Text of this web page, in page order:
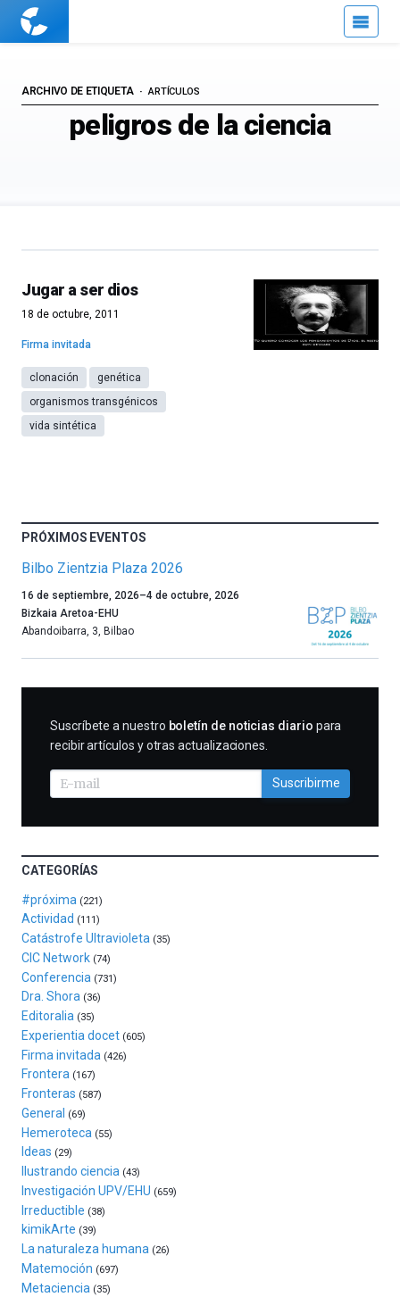
Cuaderno
peligros de la ciencia
ARCHIVO DE ETIQUETA ARTÍCULOS
Jugar a ser dios
18 de octubre, 2011
Firma invitada
clonación
genética
organismos transgénicos
vida sintética
PRÓXIMOS EVENTOS
Bilbo Zientzia Plaza 2026
Un
año
más,
celebración
la
edición
Bilbo
Zientzia
Plaza
(BZP),
un
llenará
la
ciudad
de
monólogos,
exposiciones,
conferencias,
docufórums
y
espectáculos
del
16
de
septiembre
16 de septiembre, 2026–4 de octubre, 2026
Bizkaia Aretoa-EHU
Abandoibarra, 3, Bilbao
SUSCRIBIRME
Suscríbete a nuestro boletín de noticias diario para
recibir artículos y otras actualizaciones.
Suscribirme
CATEGORÍAS
#próxima (221)
Actividad (111)
Catástrofe Ultravioleta (35)
CIC Network (74)
Conferencia (731)
Dra. Shora (36)
Editoralia (35)
Experientia docet (605)
Firma invitada (426)
Frontera (167)
Fronteras (587)
General (69)
Hemeroteca (55)
Ideas (29)
Ilustrando ciencia (43)
Investigación UPV/EHU (659)
Irreductible (38)
kimikArte (39)
La naturaleza humana (26)
Matemoción (697)
Metaciencia (35)